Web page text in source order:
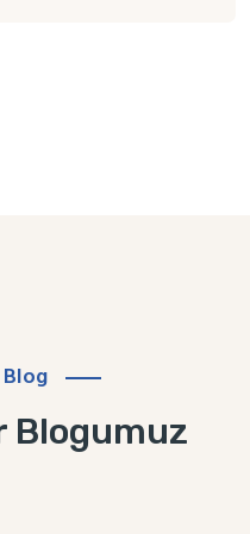
Blogumuz